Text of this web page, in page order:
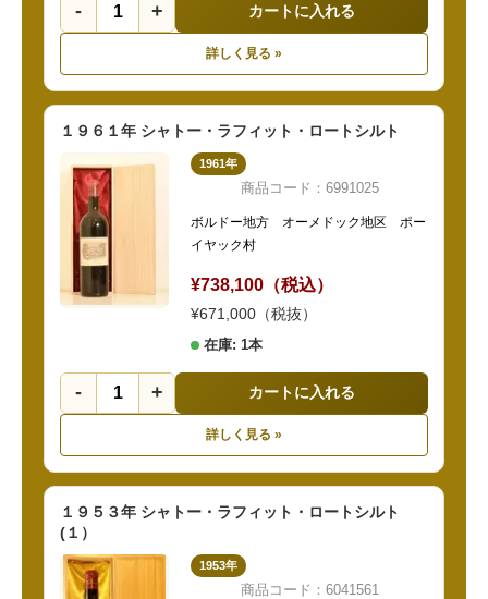
- + カートに入れる
詳しく見る »
１９６１年 シャトー・ラフィット・ロートシルト
1961年
商品コード：6991025
ボルドー地方 オーメドック地区 ポー
イヤック村
¥738,100（税込）
¥671,000（税抜）
在庫: 1本
- + カートに入れる
詳しく見る »
１９５３年 シャトー・ラフィット・ロートシルト
(１）
1953年
商品コード：6041561